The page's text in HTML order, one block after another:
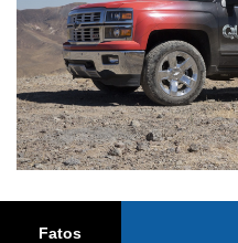
Fatos